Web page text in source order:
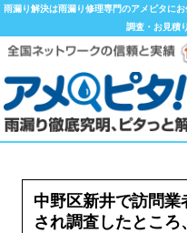
雨漏り解決は雨漏り修理専門のアメピタに
調査・お見積
中野区新井で訪問
され調査したとこ